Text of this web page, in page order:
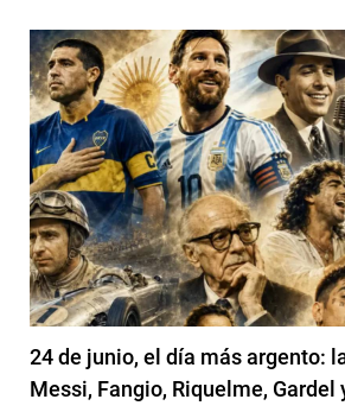
24 de junio, el día más argento:
Messi, Fangio, Riquelme, Gardel